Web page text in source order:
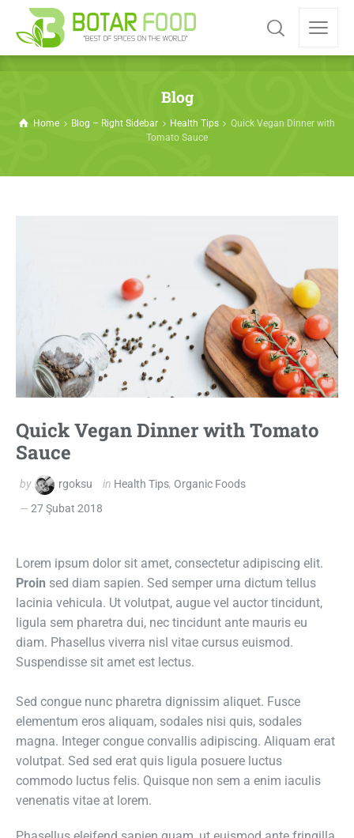
Blog
Home Blog – Right Sidebar Health Tips
Quick Vegan Dinner with
Tomato Sauce
Quick Vegan Dinner with Tomato
Sauce
by rgoksu in Health Tips, Organic Foods
27 Şubat 2018
Lorem ipsum dolor sit amet, consectetur adipiscing elit.
Proin sed diam sapien. Sed semper urna dictum tellus
lacinia vehicula. Ut volutpat, augue vel auctor tincidunt,
ligula sem pharetra dui, nec tincidunt ante mauris eu
diam. Phasellus viverra nisl vitae cursus euismod.
Suspendisse sit amet est lectus.
Sed congue nunc pharetra dignissim aliquet. Fusce
elementum eros aliquam, sodales nisi quis, sodales
magna. Integer congue convallis adipiscing. Aliquam erat
volutpat. Sed sed erat quis ligula posuere luctus
commodo luctus felis. Quisque non sem a enim iaculis
venenatis vitae at lorem.